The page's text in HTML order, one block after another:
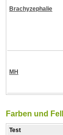
Brachyzephalie
MH
Farben und
Test